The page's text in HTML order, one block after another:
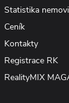
Statistika
Ceník
Kontakty
Registrace RK
RealityMIX